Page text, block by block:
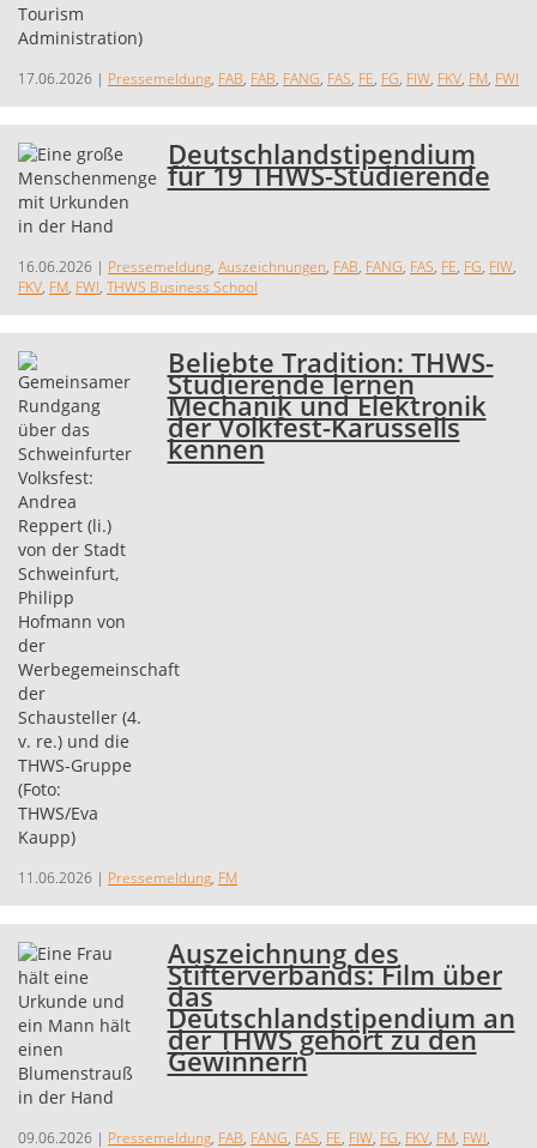
17.06.2026 | Pressemeldung, FAB, FAB, FANG, FAS, FE, FG, FIW, FKV, FM, FWI
Deutschlandstipendium
für 19 THWS-Studierende
16.06.2026 | Pressemeldung, Auszeichnungen, FAB, FANG, FAS, FE, FG, FIW,
FKV, FM, FWI, THWS Business School
Beliebte Tradition: THWS-
Studierende lernen
Mechanik und Elektronik
der Volkfest-Karussells
kennen
11.06.2026 | Pressemeldung, FM
Auszeichnung des
Stifterverbands: Film über
das
Deutschlandstipendium an
der THWS gehört zu den
Gewinnern
09.06.2026 | Pressemeldung, FAB, FANG, FAS, FE, FIW, FG, FKV, FM, FWI,